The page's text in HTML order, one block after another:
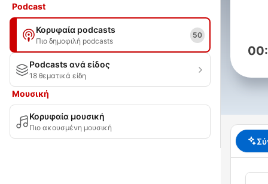
Podcast
Κορυφαία podcasts
Πιο δημοφιλή podcasts
50
Podcasts ανά είδος
18 θεματικά είδη
Μουσική
Κορυφαία μουσική
Πιο ακουσμένη μουσική